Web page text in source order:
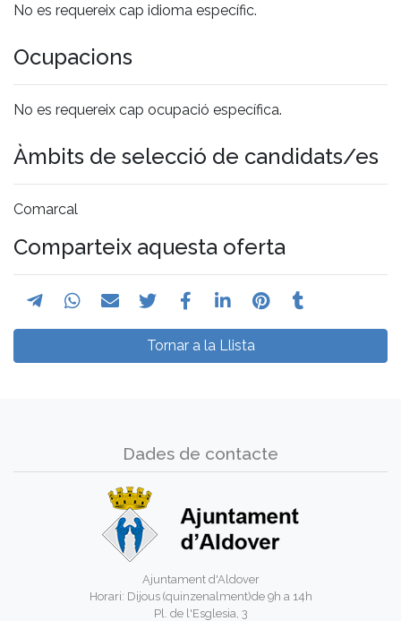
No es requereix cap idioma específic.
Ocupacions
No es requereix cap ocupació específica.
Àmbits de selecció de candidats/es
Comarcal
Comparteix aquesta oferta
Tornar a la Llista
Dades de contacte
Ajuntament d'Aldover
Horari: Dijous (quinzenalment)de 9h a 14h
Pl. de l'Esglesia, 3